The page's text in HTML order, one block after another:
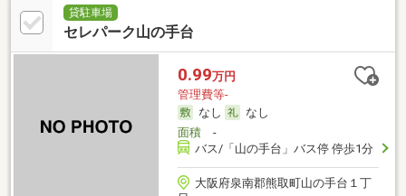
貸駐車場
セレパーク山の手台
0.99万円
管理費等-
なし
なし
面積-
バス/「山の手台」バス停 停歩1分
大阪府泉南郡熊取町山の手台１丁